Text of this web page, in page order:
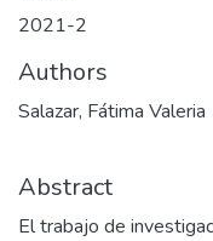
2021-2
Authors
Salazar, Fátima Valeria
Abstract
El trabajo de